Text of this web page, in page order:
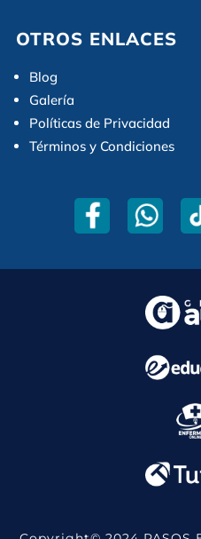
OTROS ENLACES
Blog
Galería
Políticas de Privacidad
Términos y Condiciones